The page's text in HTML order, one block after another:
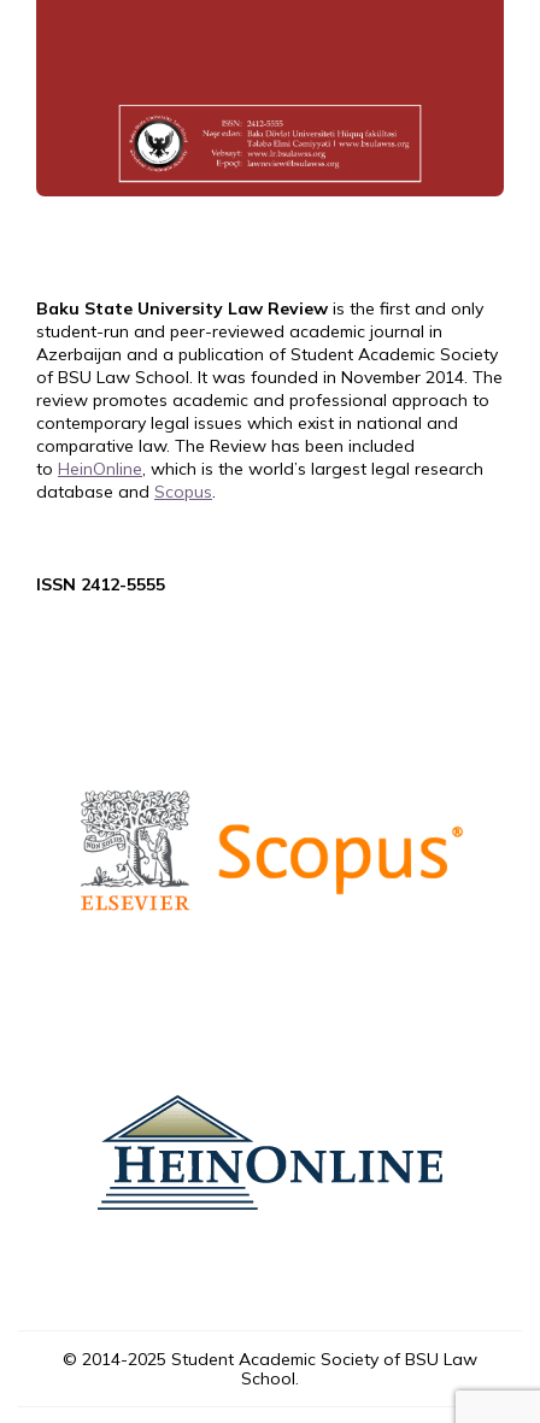
Baku State University Law Review is the first and only
student-run and peer-reviewed academic journal in
Azerbaijan and a publication of Student Academic Society
of BSU Law School. It was founded in November 2014. The
review promotes academic and professional approach to
contemporary legal issues which exist in national and
comparative law. The Review has been included
to HeinOnline, which is the world’s largest legal research
database and Scopus.
ISSN 2412-5555
© 2014-2025 Student Academic Society of BSU Law
School.